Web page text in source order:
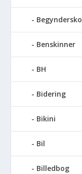
Begyndersko
Benskinner
BH
Bidering
Bikini
Bil
Billedbog